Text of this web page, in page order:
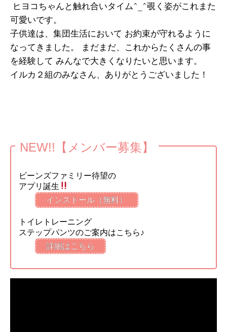
ヒヨコちゃんと触れ合いタイム^_^覗く姿がこれまた
可愛いです。
子供達は、集団生活において お約束が守れるように
なってきました。 まだまだ、これからたくさんの事
を経験して みんなで大きくなりたいと思います。
イルカ２組のみなさん、ありがとうございました！
NEW!!【メンバー募集】
ビーンズファミリー待望の
アプリ誕生
インストール（無料）
トイレトレーニング
ステップパンツのご案内はこちら♪
詳細はこちら